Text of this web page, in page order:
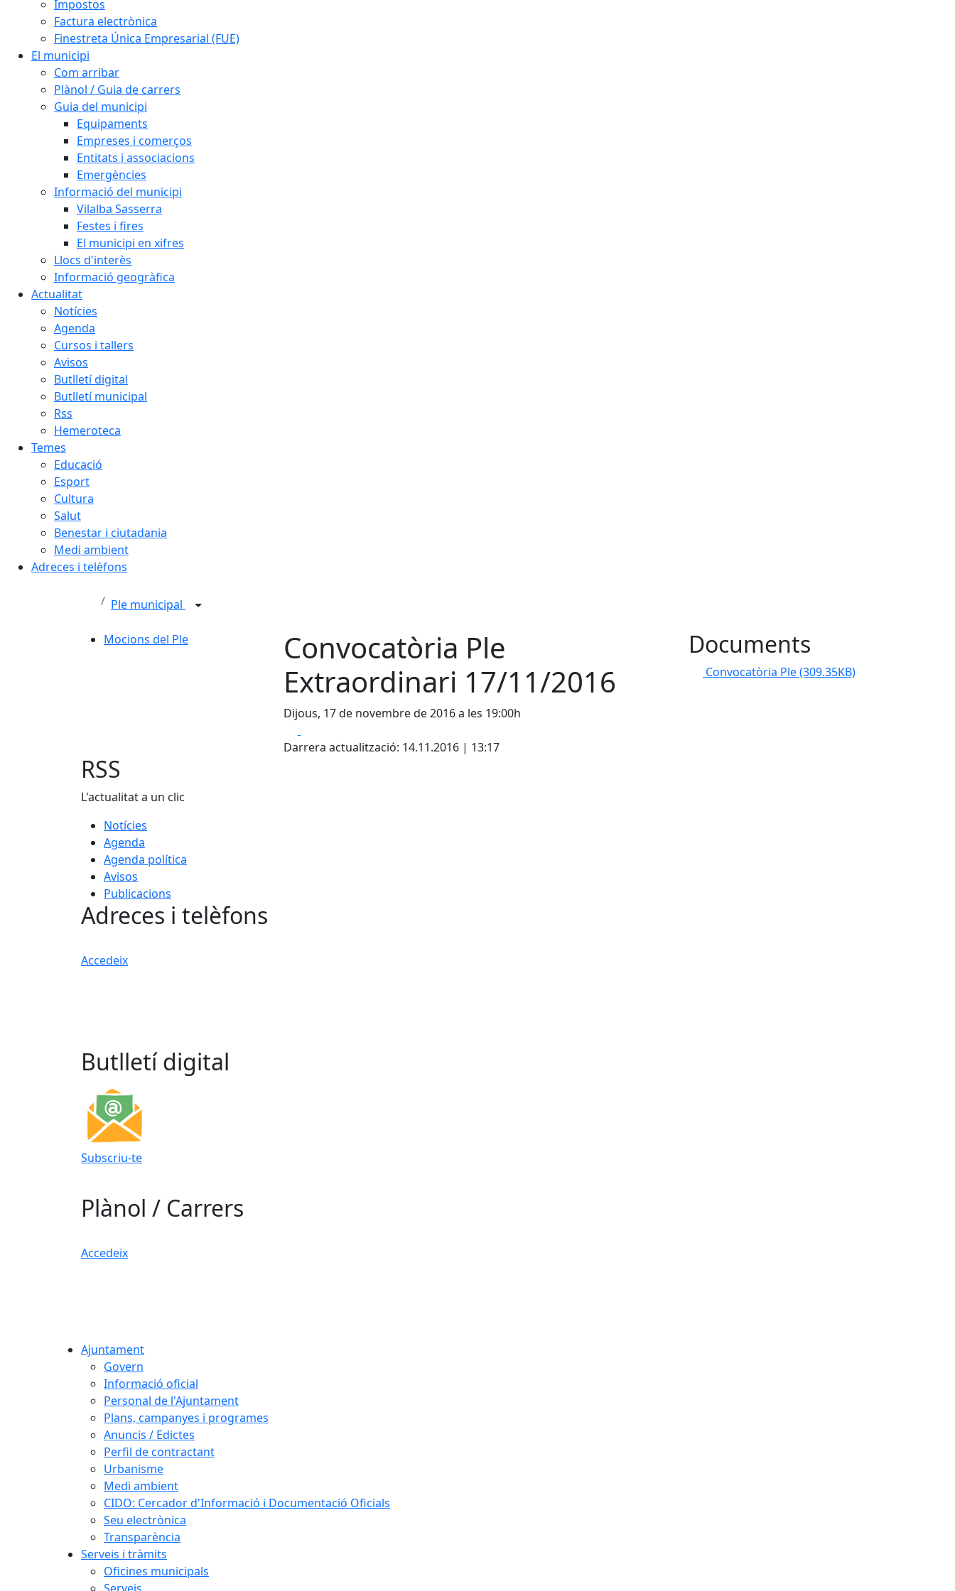
Impostos
Factura electrònica
Finestreta Única Empresarial (FUE)
El municipi
Com arribar
Plànol / Guia de carrers
Guia del municipi
Equipaments
Empreses i comerços
Entitats i associacions
Emergències
Informació del municipi
Vilalba Sasserra
Festes i fires
El municipi en xifres
Llocs d'interès
Informació geogràfica
Actualitat
Notícies
Agenda
Cursos i tallers
Avisos
Butlletí digital
Butlletí municipal
Rss
Hemeroteca
Temes
Educació
Esport
Cultura
Salut
Benestar i ciutadania
Medi ambient
Adreces i telèfons
Ple municipal
Mocions del Ple
Convocatòria Ple
Extraordinari 17/11/2016
Dijous, 17 de novembre de 2016 a les 19:00h
Darrera actualització: 14.11.2016 | 13:17
Documents
Convocatòria Ple(309.35KB)
RSS
L'actualitat a un clic
Notícies
Agenda
Agenda política
Avisos
Publicacions
Adreces i telèfons
Accedeix
Butlletí digital
Subscriu-te
Plànol / Carrers
Accedeix
Ajuntament
Govern
Informació oficial
Personal de l'Ajuntament
Plans, campanyes i programes
Anuncis / Edictes
Perfil de contractant
Urbanisme
Medi ambient
CIDO: Cercador d'Informació i Documentació Oficials
Seu electrònica
Transparència
Serveis i tràmits
Oficines municipals